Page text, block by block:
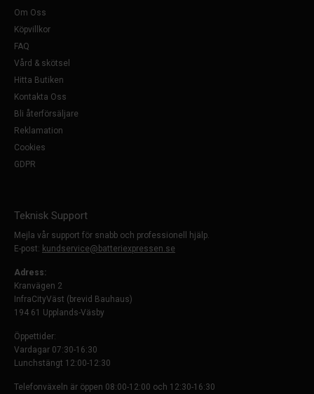
Om Oss
Köpvillkor
FAQ
Vård & skötsel
Hitta Butiken
Kontakta Oss
Bli återförsäljare
Reklamation
Cookies
GDPR
Teknisk Support
Mejla vår support för snabb och professionell hjälp.
E-post: kundservice@batteriexpressen.se
Adress:
Kranvägen 2
InfraCityVäst (brevid Bauhaus)
194 61 Upplands-Väsby
Öppettider:
Vardagar 07:30-16:30
Lunchstängt 12:00-12:30
Telefonväxeln är öppen 08:00-12:00 och 12:30-16:30